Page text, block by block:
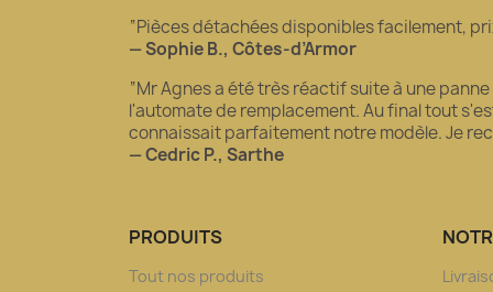
“Pièces détachées disponibles facilement,
— Sophie B., Côtes-d’Armor
“Mr Agnes a été très réactif suite à une
l'automate de remplacement. Au final tout
connaissait parfaitement notre modèle. Je
— Cedric P., Sarthe
PRODUITS
Tout nos produits